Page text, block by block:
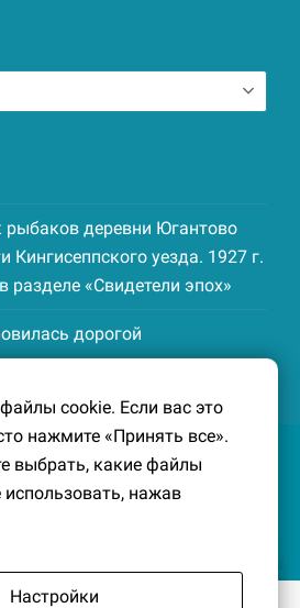
рыбаков деревни Югантово
Кингисеппского уезда. 1927 г.
разделе «Свидетели эпох»
дорогой
Кингисеппского уезда. 1926-
в разделе «Свидетели
cookie. Если вас это
нажмите «Принять все».
выбрать, какие файлы
использовать, нажав
Настройки